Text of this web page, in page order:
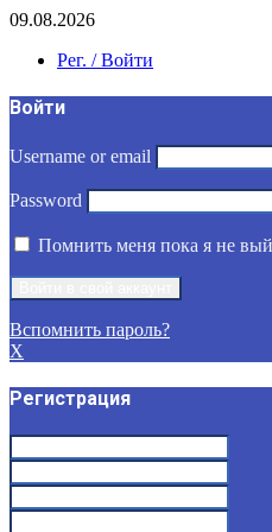
09.08.2026
Рег. / Войти
Войти
Username or email
Password
Помнить меня пока я не
Вспомнить пароль?
X
Регистрация